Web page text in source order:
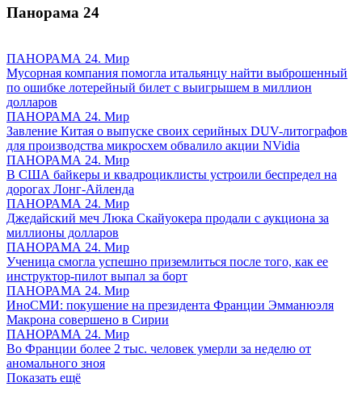
Панорама 24
ПАНОРАМА 24. Мир
Мусорная компания помогла итальянцу найти выброшенный
по ошибке лотерейный билет с выигрышем в миллион
долларов
ПАНОРАМА 24. Мир
Завление Китая о выпуске своих серийных DUV-литографов
для производства микросхем обвалило акции NVidia
ПАНОРАМА 24. Мир
В США байкеры и квадроциклисты устроили беспредел на
дорогах Лонг-Айленда
ПАНОРАМА 24. Мир
Джедайский меч Люка Скайуокера продали с аукциона за
миллионы долларов
ПАНОРАМА 24. Мир
Ученица смогла успешно приземлиться после того, как ее
инструктор-пилот выпал за борт
ПАНОРАМА 24. Мир
ИноСМИ: покушение на президента Франции Эмманюэля
Макрона совершено в Сирии
ПАНОРАМА 24. Мир
Во Франции более 2 тыс. человек умерли за неделю от
аномального зноя
Показать ещё